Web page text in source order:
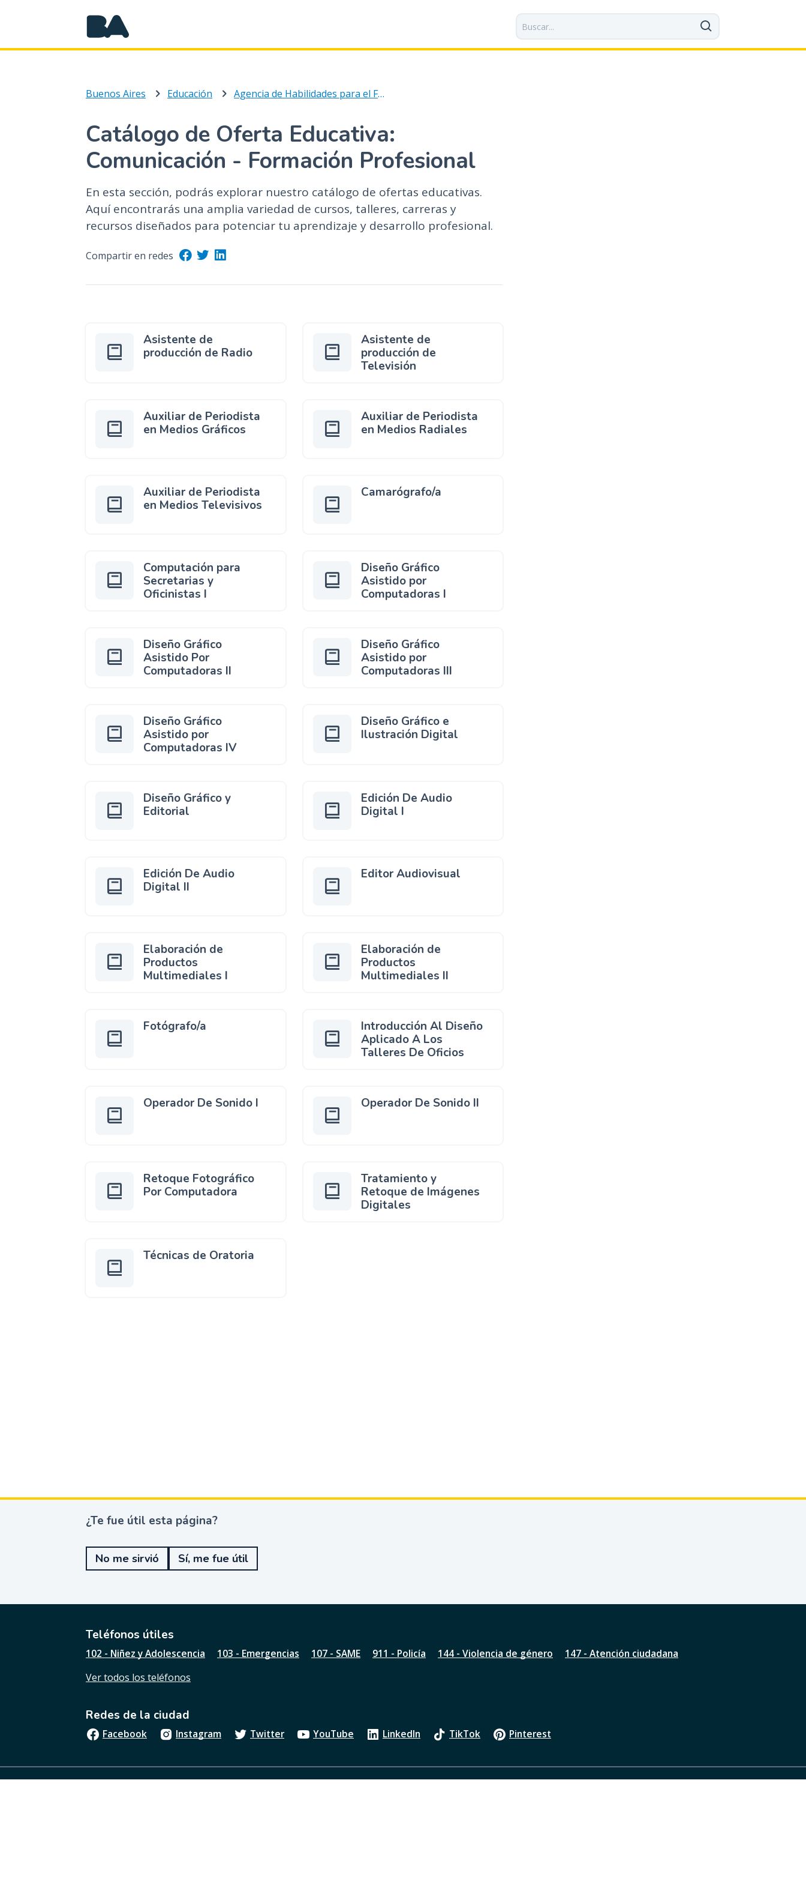
a
t
e
i
d
o
n
a
l
Buenos Aires Educación Agencia de Habilidades para el Futuro
Catálogo de Oferta Educativa:
Comunicación - Formación Profesional
En esta sección, podrás explorar nuestro catálogo de ofertas educativas.
Aquí encontrarás una amplia variedad de cursos, talleres, carreras y
recursos diseñados para potenciar tu aprendizaje y desarrollo profesional.
Compartir en redes
Asistente de
producción de Radio
Asistente de
producción de
Televisión
Auxiliar de Periodista
en Medios Gráficos
Auxiliar de Periodista
en Medios Radiales
Auxiliar de Periodista
en Medios Televisivos
Camarógrafo/a
Computación para
Secretarias y
Oficinistas I
Diseño Gráfico
Asistido por
Computadoras I
Diseño Gráfico
Asistido Por
Computadoras II
Diseño Gráfico
Asistido por
Computadoras III
Diseño Gráfico
Asistido por
Computadoras IV
Diseño Gráfico e
Ilustración Digital
Diseño Gráfico y
Editorial
Edición De Audio
Digital I
Edición De Audio
Digital II
Editor Audiovisual
Elaboración de
Productos
Multimediales I
Elaboración de
Productos
Multimediales II
Fotógrafo/a
Introducción Al Diseño
Aplicado A Los
Talleres De Oficios
Operador De Sonido I Operador De Sonido II
Retoque Fotográfico
Por Computadora
Tratamiento y
Retoque de Imágenes
Digitales
Técnicas de Oratoria
¿
e
u
t
l
s
a
g
i
n
?
¿Te fue útil esta página?
No me sirvió Sí, me fue útil
Teléfonos útiles
102 - Niñez y Adolescencia 103 - Emergencias 107 - SAME 911 - Policía 144 - Violencia de género
147 - Atención ciudadana
Ver todos los teléfonos
Redes de la ciudad
Facebook Instagram Twitter YouTube LinkedIn TikTok Pinterest